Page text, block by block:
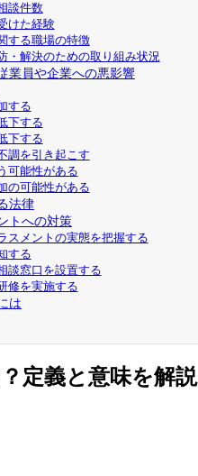
談件数
けた経験
する職場の特徴
・解決のための取り組み状況
業員や企業への悪影響
する
下する
下する
調を引き起こす
可能性がある
の可能性がある
法律
トへの対策
スメントの実態を把握する
する
談窓口を設置する
修を実施する
は
定義と意味を解説